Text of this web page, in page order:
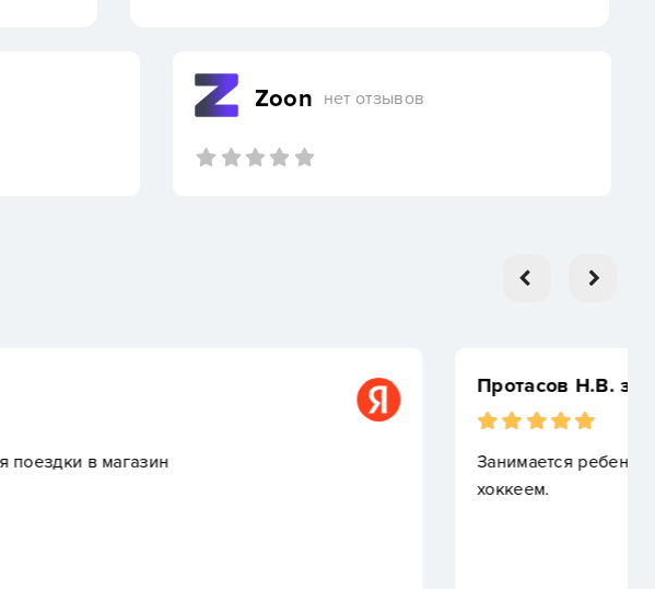
Zoon нет отзывов
Занимается ребенок уже пол года. Самое лучшее место для занятия